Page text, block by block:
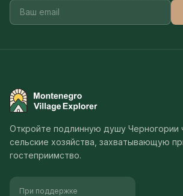
Montenegro Village Explorer
Откройте подлинную душу Черногории
сельские хозяйства, захватывающую
гостеприимство.
При поддержке